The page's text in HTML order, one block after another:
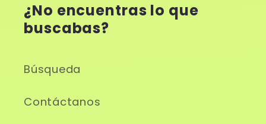
¿No encuentras lo que
buscabas?
Búsqueda
Contáctanos